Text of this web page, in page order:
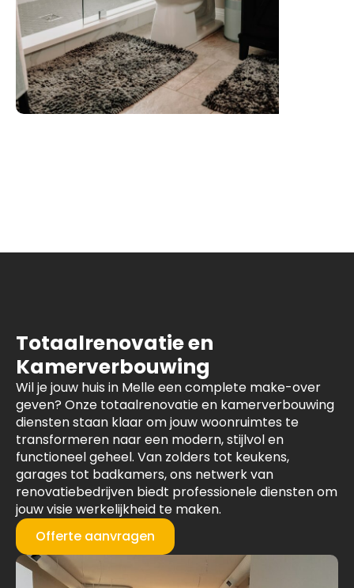
Totaalrenovatie en
Kamerverbouwing
Wil je jouw huis in Melle een complete make-over
geven? Onze totaalrenovatie en kamerverbouwing
diensten staan klaar om jouw woonruimtes te
transformeren naar een modern, stijlvol en
functioneel geheel. Van zolders tot keukens,
garages tot badkamers, ons netwerk van
renovatiebedrijven biedt professionele diensten om
jouw visie werkelijkheid te maken.
Offerte aanvragen